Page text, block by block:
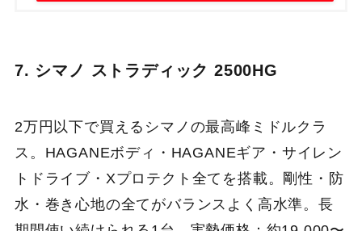
7. シマノ ストラディック 2500HG
2万円以下で買えるシマノの最高峰ミドルクラ
ス。HAGANEボディ・HAGANEギア・サイレン
トドライブ・Xプロテクト全てを搭載。剛性・防
水・巻き心地の全てがバランスよく高水準。長